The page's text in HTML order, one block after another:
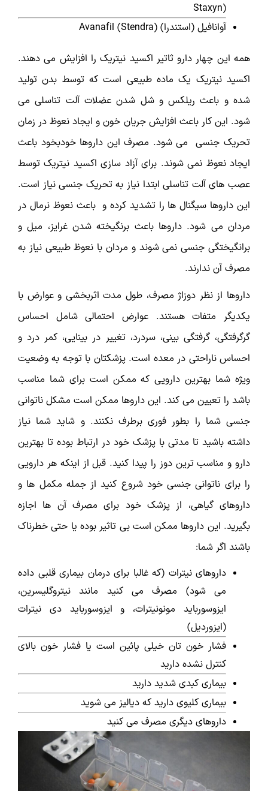
Staxyn)
آوانافیل (استندرا) Avanafil (Stendra)
همه این چهار دارو ثاتیر اکسید نیتریک را افزایش می دهند.
اکسید نیتریک یک ماده طبیعی است که توسط بدن تولید
شده و باعث ریلکس و شل شدن عضلات آلت تناسلی می
شود. این کار باعث افزایش جریان خون و ایجاد نعوظ در زمان
تحریک جنسی می شود. مصرف این داروها خودبخود باعث
ایجاد نعوظ نمی شوند. برای آزاد سازی اکسید نیتریک توسط
عصب های آلت تناسلی ابتدا نیاز به تحریک جنسی نیاز است.
این داروها سیگنال ها را تشدید کرده و باعث نعوظ نرمال در
مردان می شود. داروها باعث برنگیخته شدن غرایز، میل و
برانگیختگی جنسی نمی شوند و مردان با نعوظ طبیعی نیاز به
مصرف آن ندارند.
داروها از نظر دوزاژ مصرف، طول مدت اثربخشی و عوارض با
یکدیگر متفات هستند. عوارض احتمالی شامل احساس
گرگرفتگی، گرفتگی بینی، سردرد، تغییر در بینایی، کمر درد و
احساس ناراحتی در معده است. پزشکتان با توجه به وضعیت
ویژه شما بهترین دارویی که ممکن است برای شما مناسب
باشد را تعیین می کند. این داروها ممکن است مشکل ناتوانی
جنسی شما را بطور فوری برطرف نکنند. و شاید شما نیاز
داشته باشید تا مدتی با پزشک خود در ارتباط بوده تا بهترین
دارو و مناسب ترین دوز را پیدا کنید. قبل از اینکه هر دارویی
را برای ناتوانی جنسی خود شروع کنید از جمله مکمل ها و
داروهای گیاهی، از پزشک خود برای مصرف آن ها اجازه
بگیرید. این داروها ممکن است بی تاثیر بوده یا حتی خطرناک
باشند اگر شما:
داروهای نیترات (که غالبا برای درمان بیماری قلبی داده
می شود) مصرف می کنید مانند نیتروگلیسرین،
ایزوسورباید مونونیترات، و ایزوسورباید دی نیترات
(ایزوردیل)
فشار خون تان خیلی پائین است یا فشار خون بالای
کنترل نشده دارید
بیماری کبدی شدید دارید
بیماری کلیوی دارید که دیالیز می شوید
داروهای دیگری مصرف می کنید